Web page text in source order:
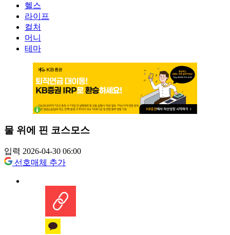
헬스
라이프
컬처
머니
테마
물 위에 핀 코스모스
입력 2026-04-30 06:00
선호매체 추가